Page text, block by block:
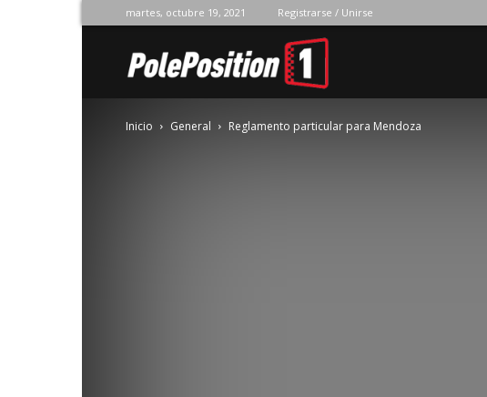
martes, octubre 19, 2021 Registrarse / Unirse
Position
Inicio General Reglamento particular para Mendoza